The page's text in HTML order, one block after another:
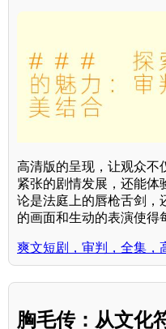
高清版的呈现，让观众不
紧张的剧情发展，还能体
论是法庭上的唇枪舌剑，
的画面和生动的表演使得
爽文短剧，审判，全集，
胸毛传：从文化